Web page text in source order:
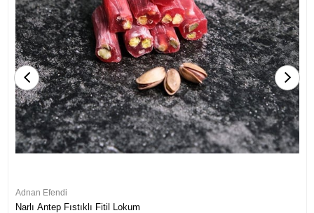
Adnan Efendi
Narlı Antep Fıstıklı Fitil Lokum